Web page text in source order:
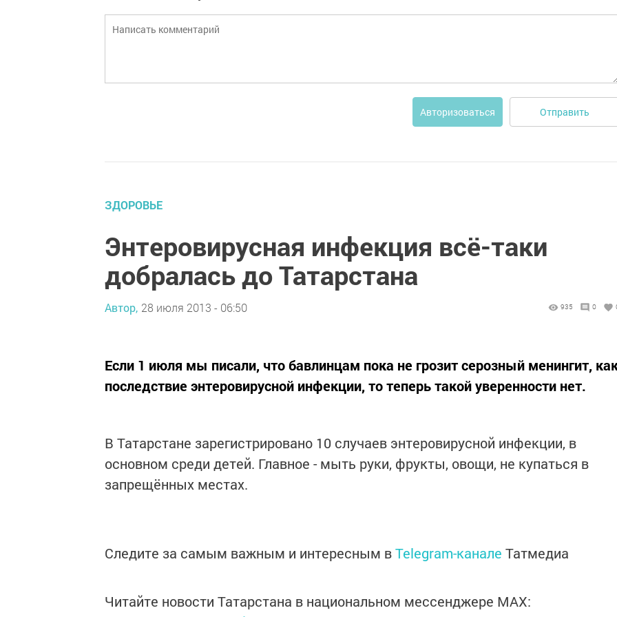
Авторизоваться Отправить
ЗДОРОВЬЕ
Энтеровирусная инфекция всё-таки
добралась до Татарстана
Автор, 28 июля 2013 - 06:50 935 0
Если 1 июля мы писали, что бавлинцам пока не грозит серозный менингит,
последствие энтеровирусной инфекции, то теперь такой уверенности нет.
В Татарстане зарегистрировано 10 случаев энтеровирусной инфекции, в
основном среди детей. Главное - мыть руки, фрукты, овощи, не купаться в
запрещённых местах.
Следите за самым важным и интересным вTelegram-канале Татмедиа
Читайте новости Татарстана в национальном мессенджере MАХ: